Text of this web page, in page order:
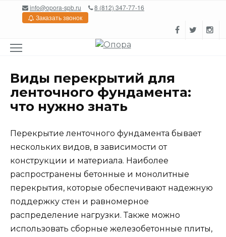
Перейтиinfo@opora-spb.ru
8 (812) 347-77-16
Заказать звонок
Виды перекрытий для
ленточного фундамента:
что нужно знать
Перекрытие ленточного фундамента бывает
нескольких видов, в зависимости от
конструкции и материала. Наиболее
распространены бетонные и монолитные
перекрытия, которые обеспечивают надежную
поддержку стен и равномерное
распределение нагрузки. Также можно
использовать сборные железобетонные плиты,